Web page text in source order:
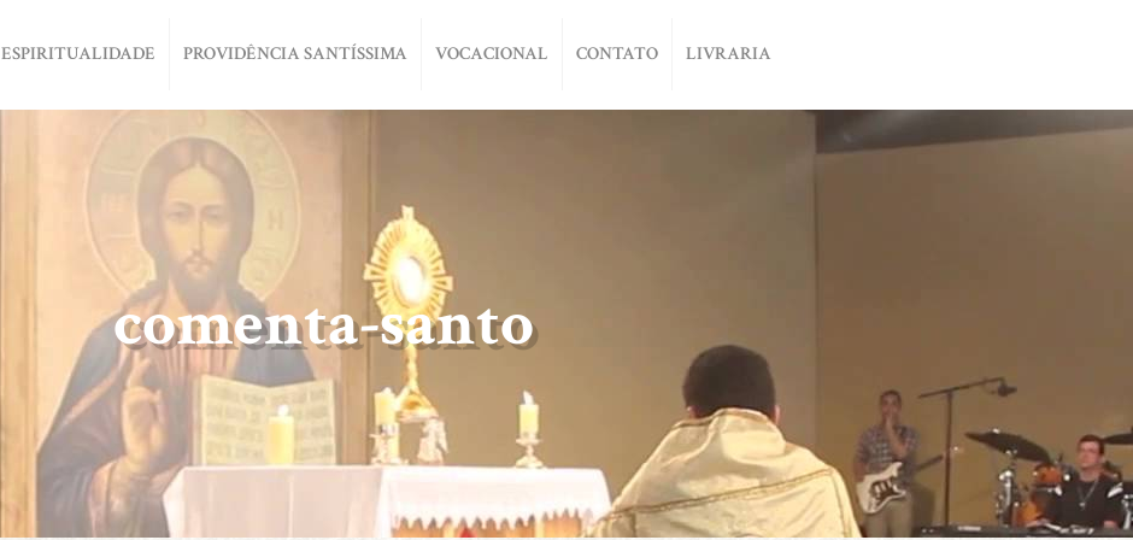
ESPIRITUALIDADE PROVIDÊNCIA SANTÍSSIMA VOCACIONAL CONTATO LIVRARIA
comenta-santo